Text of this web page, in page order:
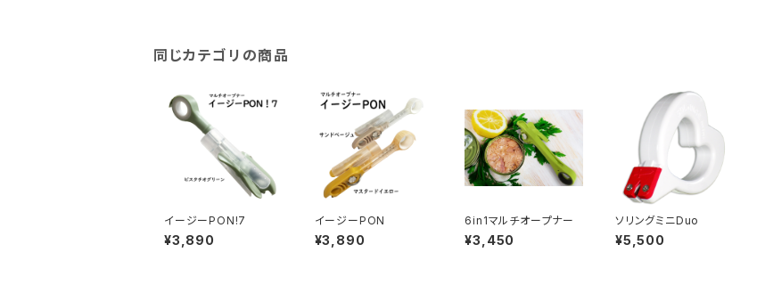
同じカテゴリの商品
イージーPON!7
¥3,890
イージーPON
¥3,890
6in1マルチオープナー
¥3,450
ソリングミニDuo
¥5,500